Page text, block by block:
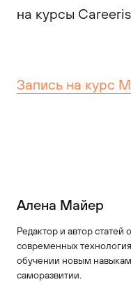
на курсы
Запись на курс
Алена Майер
Редактор и автор статей о
современных
обучении новым
саморазвитии.